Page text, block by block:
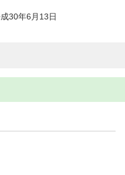
30年6月13日